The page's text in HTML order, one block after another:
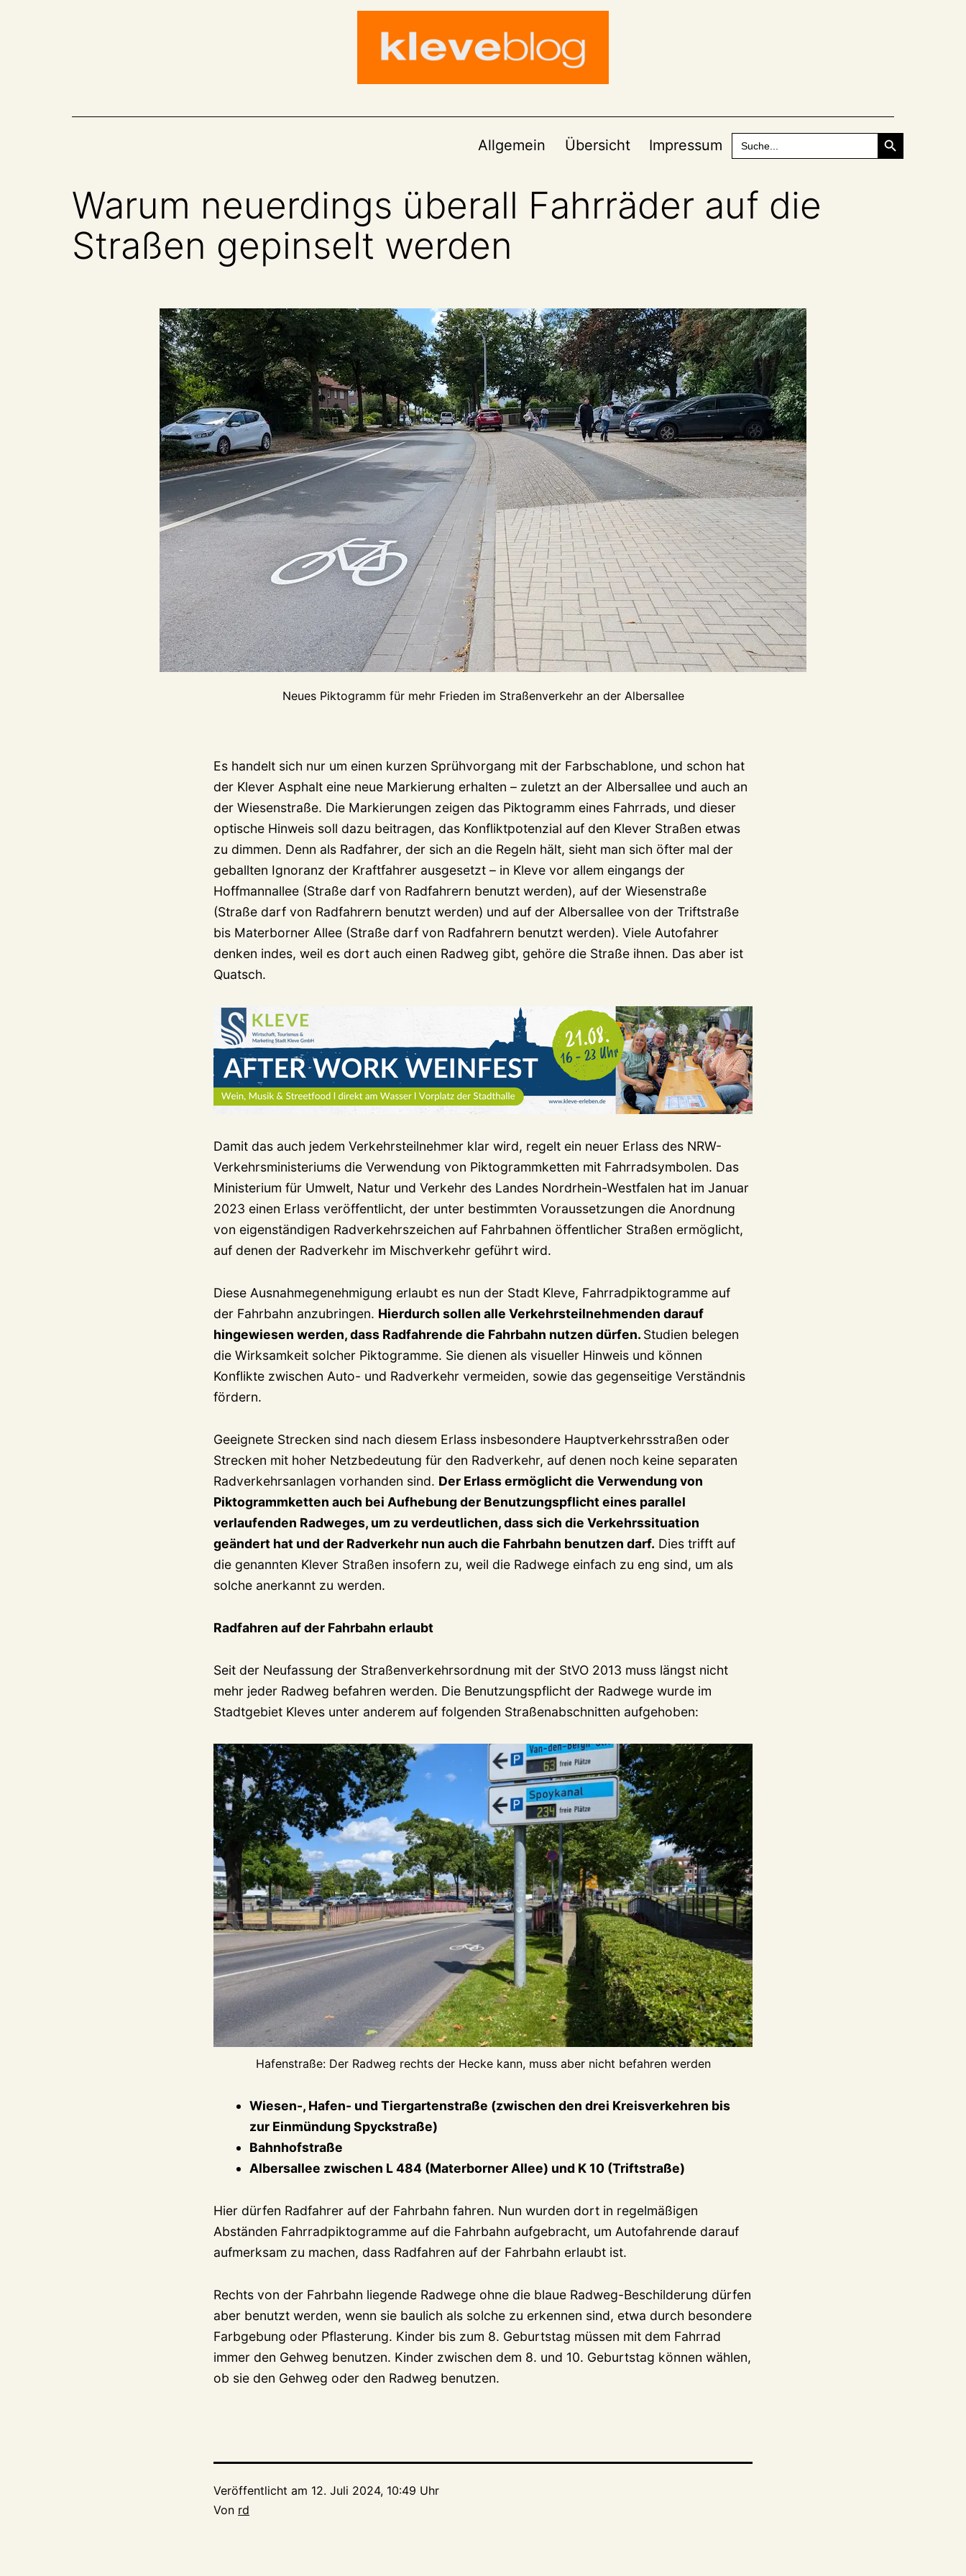
Allgemein Übersicht Impressum
Search
for:
Search Button
Warum neuerdings überall Fahrräder auf die
Straßen gepinselt werden
Neues Piktogramm für mehr Frieden im Straßenverkehr an der Albersallee
Es handelt sich nur um einen kurzen Sprühvorgang mit der Farbschablone, und schon hat
der Klever Asphalt eine neue Markierung erhalten – zuletzt an der Albersallee und auch an
der Wiesenstraße. Die Markierungen zeigen das Piktogramm eines Fahrrads, und dieser
optische Hinweis soll dazu beitragen, das Konfliktpotenzial auf den Klever Straßen etwas
zu dimmen. Denn als Radfahrer, der sich an die Regeln hält, sieht man sich öfter mal der
geballten Ignoranz der Kraftfahrer ausgesetzt – in Kleve vor allem eingangs der
Hoffmannallee (Straße darf von Radfahrern benutzt werden), auf der Wiesenstraße
(Straße darf von Radfahrern benutzt werden) und auf der Albersallee von der Triftstraße
bis Materborner Allee (Straße darf von Radfahrern benutzt werden). Viele Autofahrer
denken indes, weil es dort auch einen Radweg gibt, gehöre die Straße ihnen. Das aber ist
Quatsch.
Damit das auch jedem Verkehrsteilnehmer klar wird, regelt ein neuer Erlass des NRW-
Verkehrsministeriums die Verwendung von Piktogrammketten mit Fahrradsymbolen. Das
Ministerium für Umwelt, Natur und Verkehr des Landes Nordrhein-Westfalen hat im Januar
2023 einen Erlass veröffentlicht, der unter bestimmten Voraussetzungen die Anordnung
von eigenständigen Radverkehrszeichen auf Fahrbahnen öffentlicher Straßen ermöglicht,
auf denen der Radverkehr im Mischverkehr geführt wird.
Diese Ausnahmegenehmigung erlaubt es nun der Stadt Kleve, Fahrradpiktogramme auf
der Fahrbahn anzubringen. Hierdurch sollen alle Verkehrsteilnehmenden darauf
hingewiesen werden, dass Radfahrende die Fahrbahn nutzen dürfen. Studien belegen
die Wirksamkeit solcher Piktogramme. Sie dienen als visueller Hinweis und können
Konflikte zwischen Auto- und Radverkehr vermeiden, sowie das gegenseitige Verständnis
fördern.
Geeignete Strecken sind nach diesem Erlass insbesondere Hauptverkehrsstraßen oder
Strecken mit hoher Netzbedeutung für den Radverkehr, auf denen noch keine separaten
Radverkehrsanlagen vorhanden sind. Der Erlass ermöglicht die Verwendung von
Piktogrammketten auch bei Aufhebung der Benutzungspflicht eines parallel
verlaufenden Radweges, um zu verdeutlichen, dass sich die Verkehrssituation
geändert hat und der Radverkehr nun auch die Fahrbahn benutzen darf. Dies trifft auf
die genannten Klever Straßen insofern zu, weil die Radwege einfach zu eng sind, um als
solche anerkannt zu werden.
Radfahren auf der Fahrbahn erlaubt
Seit der Neufassung der Straßenverkehrsordnung mit der StVO 2013 muss längst nicht
mehr jeder Radweg befahren werden. Die Benutzungspflicht der Radwege wurde im
Stadtgebiet Kleves unter anderem auf folgenden Straßenabschnitten aufgehoben:
Hafenstraße: Der Radweg rechts der Hecke kann, muss aber nicht befahren werden
Wiesen-, Hafen- und Tiergartenstraße (zwischen den drei Kreisverkehren bis
zur Einmündung Spyckstraße)
Bahnhofstraße
Albersallee zwischen L 484 (Materborner Allee) und K 10 (Triftstraße)
Hier dürfen Radfahrer auf der Fahrbahn fahren. Nun wurden dort in regelmäßigen
Abständen Fahrradpiktogramme auf die Fahrbahn aufgebracht, um Autofahrende darauf
aufmerksam zu machen, dass Radfahren auf der Fahrbahn erlaubt ist.
Rechts von der Fahrbahn liegende Radwege ohne die blaue Radweg-Beschilderung dürfen
aber benutzt werden, wenn sie baulich als solche zu erkennen sind, etwa durch besondere
Farbgebung oder Pflasterung. Kinder bis zum 8. Geburtstag müssen mit dem Fahrrad
immer den Gehweg benutzen. Kinder zwischen dem 8. und 10. Geburtstag können wählen,
ob sie den Gehweg oder den Radweg benutzen.
Veröffentlicht am 12. Juli 2024, 10:49 Uhr
Von rd